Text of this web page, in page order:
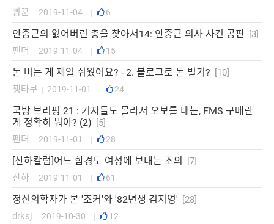
빵꾼 | 2019-11-04 | 6
안중근의 잃어버린 총을 찾아서14: 안중근 의사 사건 공판 [3]
펜더
| 2019-11-04 | 15
돈 버는 게 제일 쉬웠어요? - 2. 블로그로 돈 벌기? [10]
챙타쿠 | 2019-11-01 | 24
국방 브리핑 21 : 기자들도 몰라서 오보를 내는, FMS 구매란
게 정확히 뭐야? (2) [5]
펜더
| 2019-11-01 | 28
[산하칼럼]어느 함경도 여성에 보내는 조의
[7]
산하 | 2019-11-01 | 61
정신의학자가 본 '조커'와 '82년생 김지영' [28]
drksj | 2019-10-30 | 12